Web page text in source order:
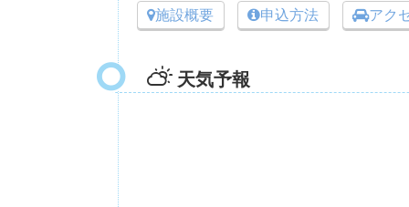
施設概要 申込方法 アク
天気予報